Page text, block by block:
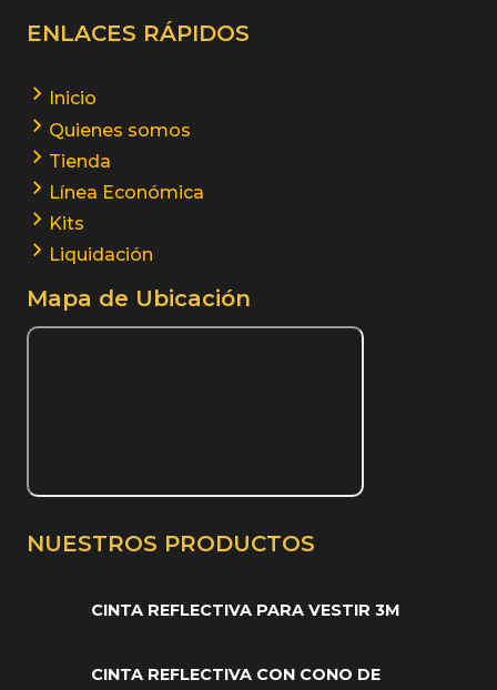
ENLACES RÁPIDOS
Inicio
Quienes somos
Tienda
Línea Económica
Kits
Liquidación
Mapa de Ubicación
NUESTROS PRODUCTOS
CINTA REFLECTIVA PARA VESTIR 3M
CINTA REFLECTIVA CON CONO DE